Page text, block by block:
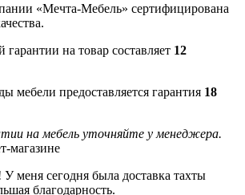
«Мечта-Мебель» сертифицирована
гарантии на товар составляет 12
мебели предоставляется гарантия 18
на мебель уточняйте у менеджера.
магазине
У меня сегодня была доставка тахты
благодарность.